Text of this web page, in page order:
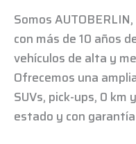
Somos
con más de 10 años
vehículos de alta y
Ofrecemos una
SUVs, pick-ups, 0
estado y con